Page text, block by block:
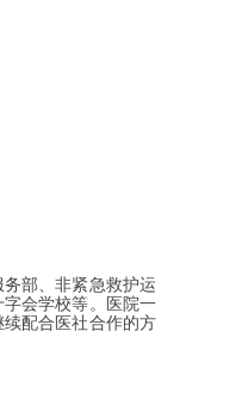
部、非紧急救护运
会学校等。医院一
配合医社合作的方